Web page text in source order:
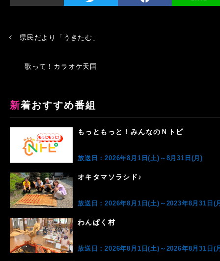
県民だより「うきたむ」
歌って！カラオケ天国
新着おすすめ番組
もっともっと！みんなのＮトピ
放送日：2026年8月1日(土)～8月31日(月)
オキタマソラシド♪
放送日：2026年8月1日(土)～2023年8月31日(
わんぱく村
放送日：2026年8月1日(土)～2026年8月31日(